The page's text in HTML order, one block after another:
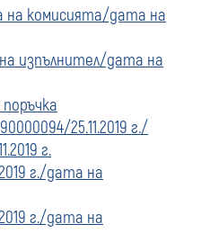
комисията/дата на
изпълнител/дата на
25.11.2019 г./
г.
г./дата на
г./дата на